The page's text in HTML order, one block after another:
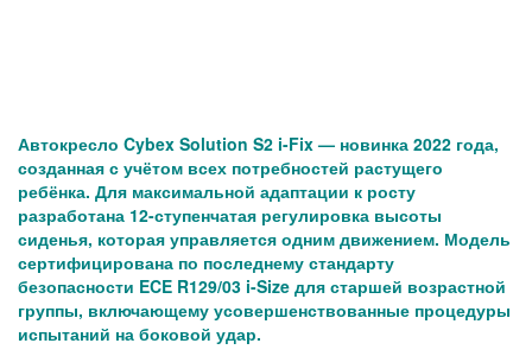
Автокресло Cybex Solution S2 i-Fix — новинка 2022 года,
созданная с учётом всех потребностей растущего
ребёнка. Для максимальной адаптации к росту
разработана 12-ступенчатая регулировка высоты
сиденья, которая управляется одним движением. Модель
сертифицирована по последнему стандарту
безопасности ECE R129/03 i-Size для старшей возрастной
группы, включающему усовершенствованные процедуры
испытаний на боковой удар.